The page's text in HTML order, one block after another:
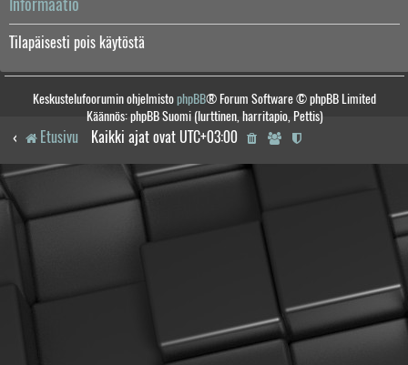
Tilapäisesti pois käytöstä
Keskustelufoorumin ohjelmistophpBB® Forum Software © phpBB Limited
Käännös: phpBB Suomi (lurttinen, harritapio, Pettis)
Etusivu Kaikki ajat ovat UTC+03:00